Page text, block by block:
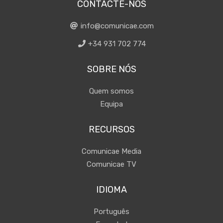
CONTACTE-NOS
info@comunicae.com
+34 931 702 774
SOBRE NÓS
Quem somos
Equipa
RECURSOS
Comunicae Media
Comunicae TV
IDIOMA
Português